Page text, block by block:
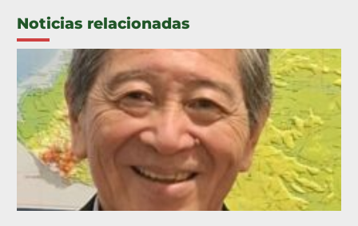
Noticias relacionadas